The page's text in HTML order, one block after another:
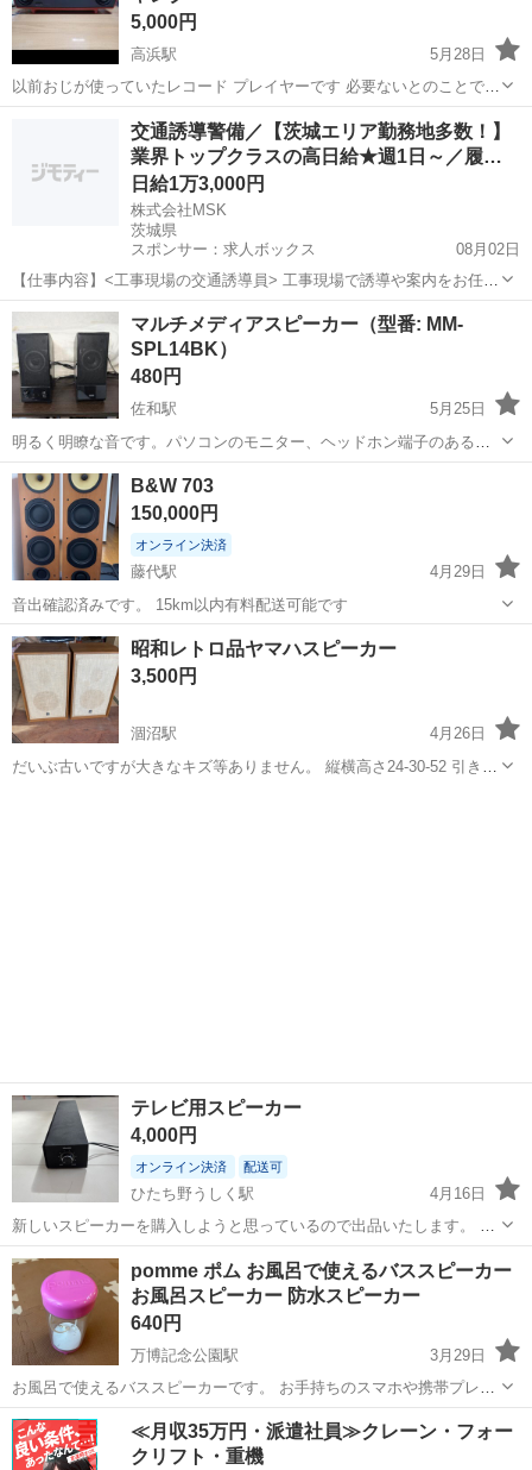
5,000円
高浜駅
5月28日
以前おじが使っていたレコード プレイヤーです 必要ないとのことでい
ただきました いちおう動くのですが レコードを かけてみると 歌は聞
こえますが普通に聞ける状態ではありません。 ジャンク品とお考えく
ださい。 どなたか修繕し...
小美玉市 高浜駅 オーディオ レコード
交通誘導警備／【茨城エリア勤務地多数！】
業界トップクラスの高日給★週1日～／履
歴…
日給1万3,000円
株式会社MSK
茨城県
スポンサー：求人ボックス
08月02日
【仕事内容】<工事現場の交通誘導員> 工事現場で誘導や案内をお任せ
します! 〈具体的な仕事内容〉 ・出入車両や周囲を利用する歩行者の
誘導 事故やトラブルを未然に防ぎ、歩行者と車両の安全を守ります!
未経験でも安心の研修あり 3日間...
アルバイト・パート
マルチメディアスピーカー（型番: MM-
SPL14BK）
480円
佐和駅
5月25日
明るく明瞭な音です。パソコンのモニター、ヘッドホン端子のあるス
マホの音の再生、テレビの音を近くではっきりと聞き取りたい等に最
適です。 サンワサプライ株式会社のマルチメディアスピーカー（型番:
MM-SPL14BK）の仕様情報...
茨城 ひたちなか市
B&W 703
150,000円
オンライン決済
藤代駅
4月29日
音出確認済みです。 15km以内有料配送可能です
茨城 取手市 藤代駅 オーディオ 音出
昭和レトロ品ヤマハスピーカー
3,500円
涸沼駅
4月26日
だいぶ古いですが大きなキズ等ありません。 縦横高さ24-30-52 引き取
テレビ用スピーカー
4,000円
オンライン決済 配送可
ひたち野うしく駅
4月16日
新しいスピーカーを購入しようと思っているので出品いたします。 音
量も調節でき、音質もいいとおもいます。 問題なく使用していまし
た。 当時定価3万円ほどしていました。
茨城 稲敷郡 ひたち野うしく駅 オーディオ
pomme ポム お風呂で使えるバススピーカー
お風呂スピーカー 防水スピーカー
640円
万博記念公園駅
3月29日
お風呂で使えるバススピーカーです。 お手持ちのスマホや携帯プレー
ヤーをスピーカジャックに接続して、お好きな曲、好みの音量をセッ
トしてフタを閉めるだけです。 電池は不要。 スピーカーは底面につい
ています。 お風呂で使える生活...
茨城 つくば市 万博記念公園駅 オーディオ
≪月収35万円・派遣社員≫クレーン・フォー
クリフト・重機